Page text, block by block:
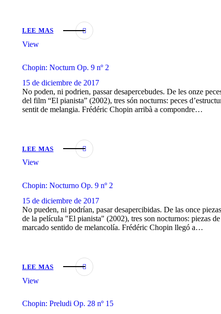
LEE MAS
View
Chopin: Nocturn Op. 9 nº 2
15 de diciembre de 2017
No poden, ni podrien, passar desapercebudes. De les onze
del film “El pianista” (2002), tres són nocturns: peces
sentit de melangia. Frédéric Chopin arribà a compondre…
LEE MAS
View
Chopin: Nocturno Op. 9 nº 2
15 de diciembre de 2017
No pueden, ni podrían, pasar desapercibidas. De las once
de la película "El pianista" (2002), tres son nocturnos: piezas
marcado sentido de melancolía. Frédéric Chopin llegó a…
LEE MAS
View
Chopin: Preludi Op. 28 nº 15